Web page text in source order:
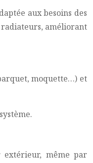
aux besoins des
radiateurs, améliorant
moquette…) et
extérieur, même par